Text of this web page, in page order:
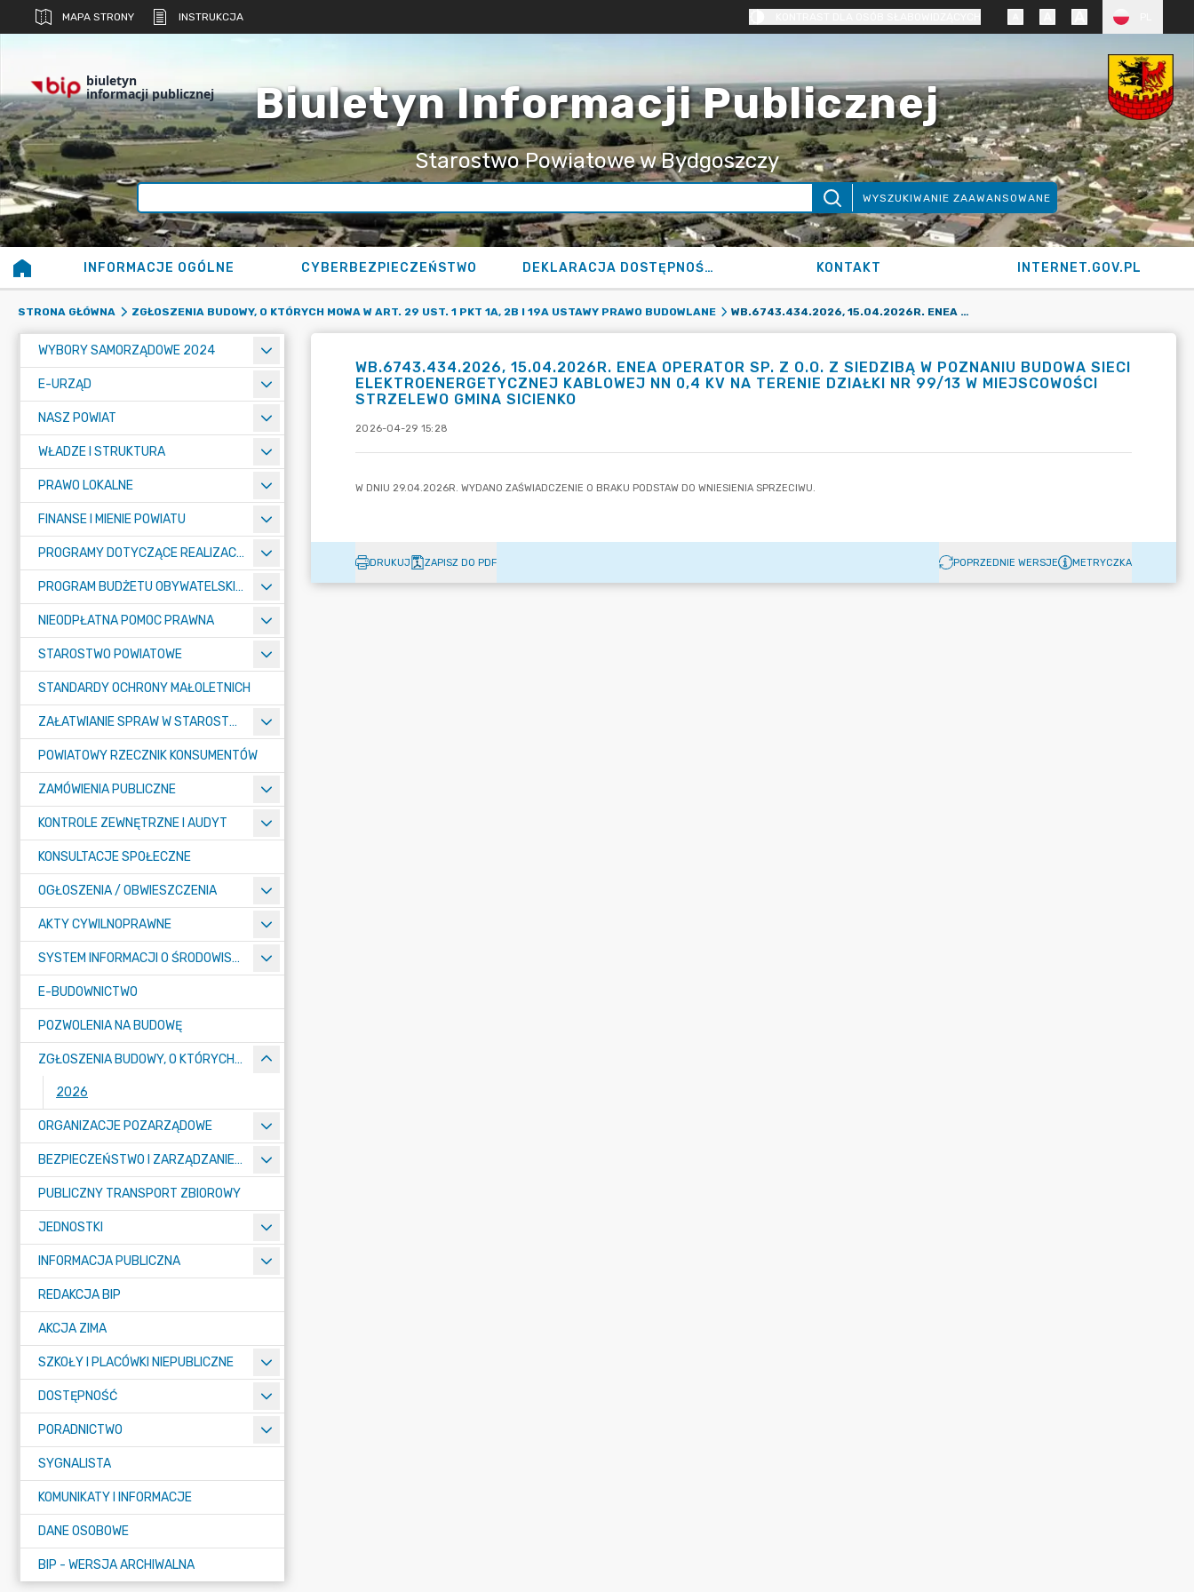
MAPA STRONY INSTRUKCJA
biuletyn
informacji publicznej Biuletyn Informacji Publicznej
Starostwo Powiatowe w Bydgoszczy
WYSZUKIWANIE ZAAWANSOWANE
INFORMACJE OGÓLNE CYBERBEZPIECZEŃSTWO DEKLARACJA DOSTĘPNOŚCI KONTAKT INTERNET.GOV.PL
STRONA GŁÓWNA ZGŁOSZENIA BUDOWY, O KTÓRYCH MOWA W ART. 29 UST. 1 PKT 1A, 2B I 19A USTAWY PRAWO BUDOWLANE WB.6743.434.2026, 15.04.2026R. ENEA OPERATOR SP. Z O.O. Z SIEDZIBĄ W POZNANIU BUDOWA SIECI ELEKTROENERGETYCZNEJ KABLOWEJ NN 0,4 KV NA TERENIE DZIAŁKI NR 99/13 W MIEJSCOWOŚCI STRZELEWO GMINA SICIENKO
WYBORY SAMORZĄDOWE 2024
E-URZĄD
NASZ POWIAT
WŁADZE I STRUKTURA
PRAWO LOKALNE
FINANSE I MIENIE POWIATU
PROGRAMY DOTYCZĄCE REALIZACJI ZADAŃ PUBLICZNYCH
PROGRAM BUDŻETU OBYWATELSKIEGO POWIATU BYDGOSKIEGO
NIEODPŁATNA POMOC PRAWNA
STAROSTWO POWIATOWE
STANDARDY OCHRONY MAŁOLETNICH
ZAŁATWIANIE SPRAW W STAROSTWIE
POWIATOWY RZECZNIK KONSUMENTÓW
ZAMÓWIENIA PUBLICZNE
KONTROLE ZEWNĘTRZNE I AUDYT
KONSULTACJE SPOŁECZNE
OGŁOSZENIA / OBWIESZCZENIA
AKTY CYWILNOPRAWNE
SYSTEM INFORMACJI O ŚRODOWISKU
E-BUDOWNICTWO
POZWOLENIA NA BUDOWĘ
ZGŁOSZENIA BUDOWY, O KTÓRYCH MOWA W ART. 29 UST. 1 PKT 1A, 2B I 19A USTAWY PRAWO BUDOWLANE
2026
ORGANIZACJE POZARZĄDOWE
BEZPIECZEŃSTWO I ZARZĄDZANIE KRYZYSOWE
PUBLICZNY TRANSPORT ZBIOROWY
JEDNOSTKI
INFORMACJA PUBLICZNA
REDAKCJA BIP
AKCJA ZIMA
SZKOŁY I PLACÓWKI NIEPUBLICZNE
DOSTĘPNOŚĆ
PORADNICTWO
SYGNALISTA
KOMUNIKATY I INFORMACJE
DANE OSOBOWE
BIP - WERSJA ARCHIWALNA
WB.6743.434.2026, 15.04.2026R. ENEA OPERATOR SP. Z O.O. Z SIEDZIBĄ W POZNANIU BUDOWA SIECI
ELEKTROENERGETYCZNEJ KABLOWEJ NN 0,4 KV NA TERENIE DZIAŁKI NR 99/13 W MIEJSCOWOŚCI
STRZELEWO GMINA SICIENKO
2026-04-29 15:28
DRUKUJ ZAPISZ DO PDF POPRZEDNIE WERSJE METRYCZKA